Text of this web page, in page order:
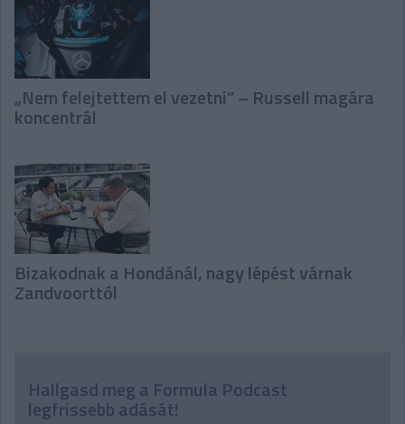
„Nem felejtettem el vezetni” – Russell magára
koncentrál
Bizakodnak a Hondánál, nagy lépést várnak
Zandvoorttól
Hallgasd meg a Formula Podcast
legfrissebb adását!